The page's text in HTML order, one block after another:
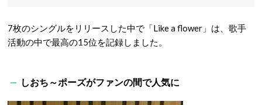
7枚のシングルをリリースした中で「Like a flower」は、歌手
活動の中で最高の15位を記録しました。
しおち～ポーズがファンの間で人気に